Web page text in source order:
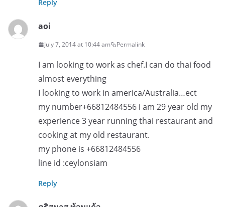
Reply
aoi
July 7, 2014 at 10:44 am Permalink
I am looking to work as chef.I can do thai food
almost everything
I looking to work in america/Australia…ect
my number+66812484556 i am 29 year old my
experience 3 year running thai restaurant and
cooking at my old restaurant.
my phone is +66812484556
line id :ceylonsiam
Reply